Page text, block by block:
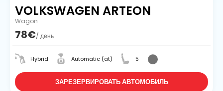
VOLKSWAGEN ARTEON
Wagon
78€/ день
Hybrid Automatic (at) 5
ЗАРЕЗЕРВИРОВАТЬ АВТОМОБИЛЬ